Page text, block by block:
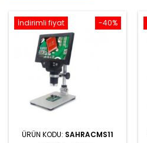
-40%
İndirimli fiyat
ÜRÜN KODU: SAHRACMS11